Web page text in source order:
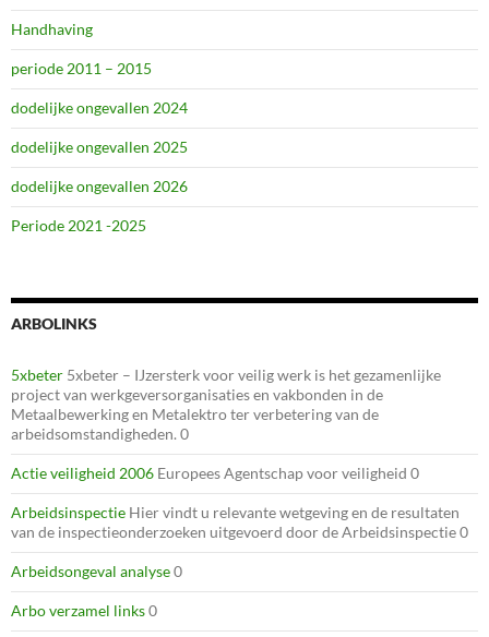
Handhaving
periode 2011 – 2015
dodelijke ongevallen 2024
dodelijke ongevallen 2025
dodelijke ongevallen 2026
Periode 2021 -2025
ARBOLINKS
5xbeter 5xbeter – IJzersterk voor veilig werk is het gezamenlijke
project van werkgeversorganisaties en vakbonden in de
Metaalbewerking en Metalektro ter verbetering van de
arbeidsomstandigheden. 0
Actie veiligheid 2006 Europees Agentschap voor veiligheid 0
Arbeidsinspectie Hier vindt u relevante wetgeving en de resultaten
van de inspectieonderzoeken uitgevoerd door de Arbeidsinspectie 0
Arbeidsongeval analyse0
Arbo verzamel links0